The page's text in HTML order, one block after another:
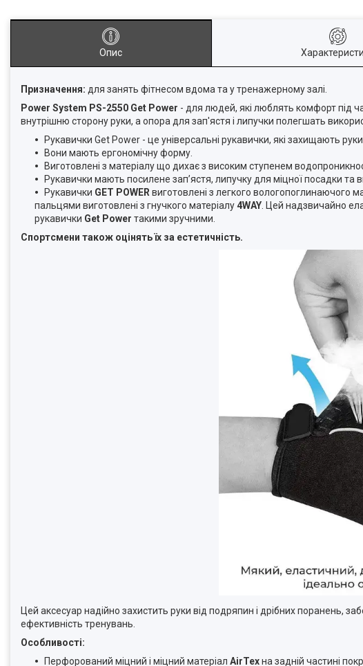
Опис
Призначення: для занять фітнесом вдома та у тренажерному залі.
Power System PS-2550 Get Power - для людей, які люблять комфорт під
внутрішню сторону руки, а опора для зап'ястя і липучки полегшать
Рукавички Get Power - це універсальні рукавички, які захищають
Вони мають ергономічну форму.
Виготовлені з матеріалу що дихає з високим ступенем
Рукавички мають посилене зап’ястя, липучку для міцної посадки та
Рукавички GET POWER виготовлені з легкого вологопоглинаючого
пальцями виготовлені з гнучкого матеріалу4WAY . Цей надзвичайно
рукавички Get Power такими зручними.
Спортсмени також оцінять їх за естетичність.
Цей аксесуар надійно захистить руки від подряпин і дрібних поранень,
ефективність тренувань.
Особливості:
Перфорований міцний і міцний матеріал AirTexна задній частині